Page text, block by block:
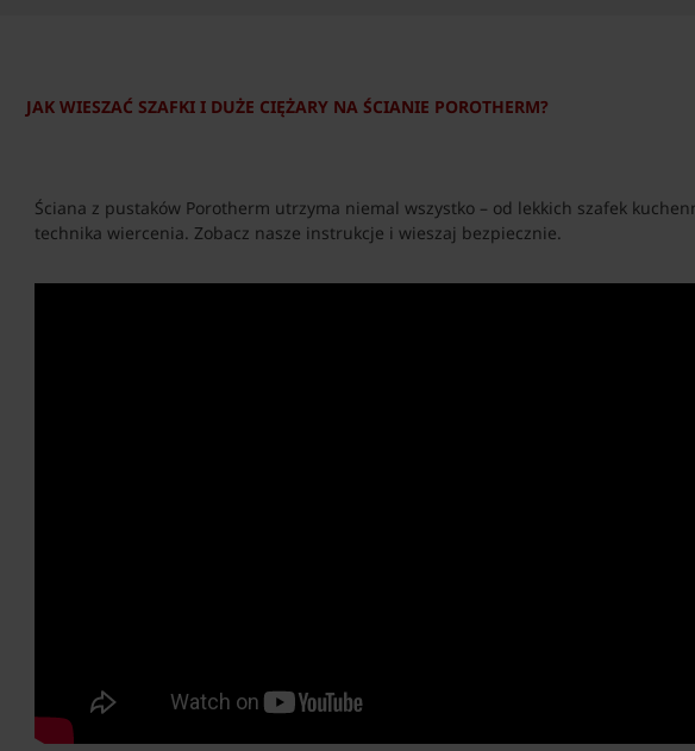
JAK WIESZAĆ SZAFKI I DUŻE CIĘŻARY NA ŚCIANIE POROTHERM?
Ściana z pustaków Porotherm utrzyma niemal wszystko – od lekkich szafek
technika wiercenia. Zobacz nasze instrukcje i wieszaj bezpiecznie.